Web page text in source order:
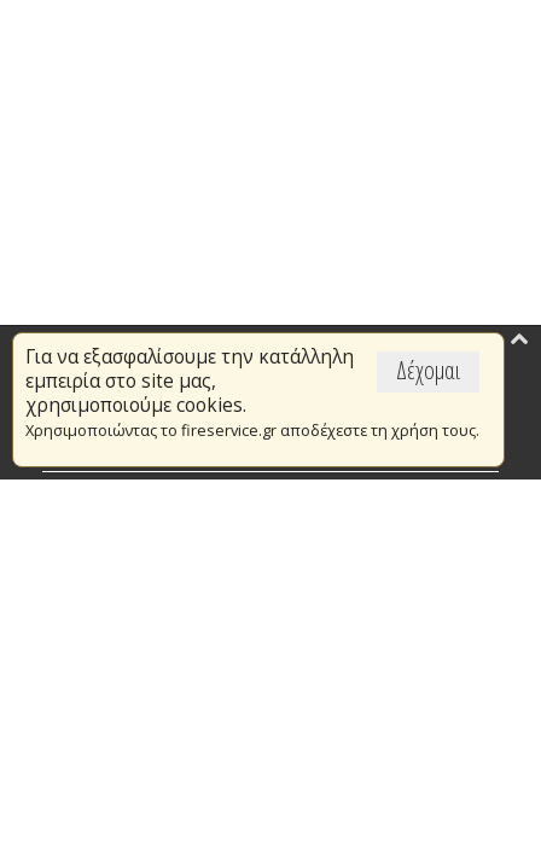
Δέχομαι
Για να εξασφαλίσουμε την κατάλληλη
εμπειρία στο site μας,
χρησιμοποιούμε cookies.
Χρησιμοποιώντας το fireservice.gr αποδέχεστε τη χρήση τους.
Επικαιρότητα
Το Πυροσβεστικό Σώμα